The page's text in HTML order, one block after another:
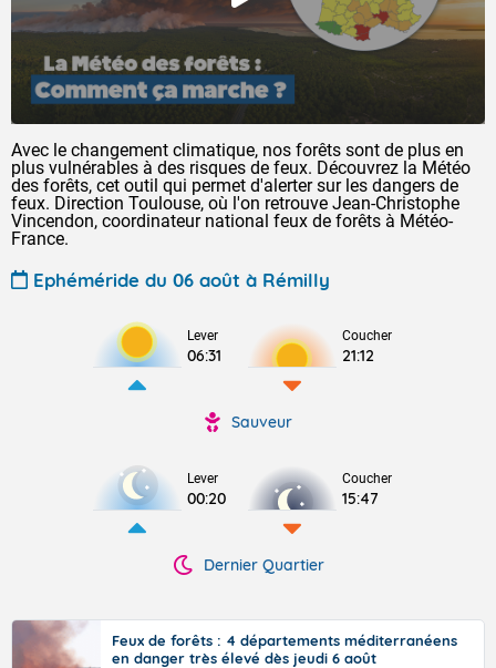
Avec le changement climatique, nos forêts sont de plus en
plus vulnérables à des risques de feux. Découvrez la Météo
des forêts, cet outil qui permet d'alerter sur les dangers de
feux. Direction Toulouse, où l'on retrouve Jean-Christophe
Vincendon, coordinateur national feux de forêts à Météo-
France.
Ephéméride du 06 août à Rémilly
Lever
06:31
Coucher
21:12
Sauveur
Lever
00:20
Coucher
15:47
Dernier Quartier
Feux de forêts : 4 départements méditerranéens
en danger très élevé dès jeudi 6 août